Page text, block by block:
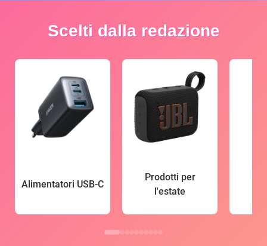
Scelti dalla redazione
Alimentatori USB-C
Prodotti per
l'estate